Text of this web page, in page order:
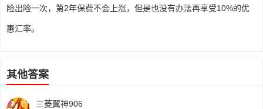
险出险一次，第2年保费不会上涨，但是也没有办法再享受10%的优
惠汇率。
其他答案
三菱翼神906